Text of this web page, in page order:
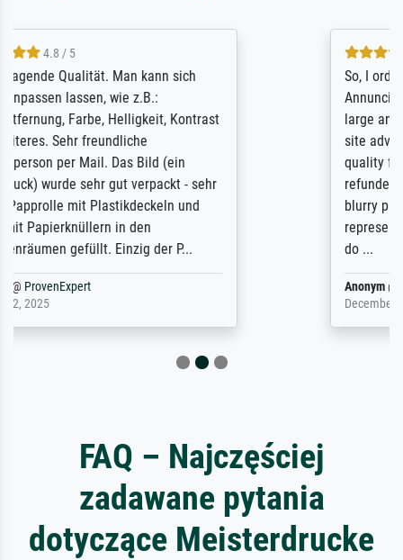
So, I ordered a large print of The
Annunciation by Fra Angelico from a very
large and popular American "art/poster"
site advertising giclee print quality. The
quality for a large print was atrocious. They
refunded me when I sent pictures of the
blurry print vs. a Wikipedia commons
representation. They stated they couldn't
do ...
Anonym
FAQ – Najczęściej
zadawane pytania
dotyczące Meisterdrucke